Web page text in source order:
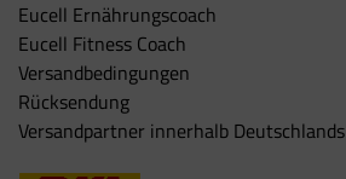
Eucell Ernährungscoach
Eucell Fitness Coach
Versandbedingungen
Rücksendung
Versandpartner innerhalb Deutschlands